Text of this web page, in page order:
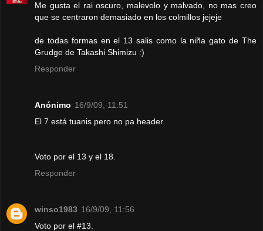
Me gusta el rai oscuro, malevolo y malvado, no mas creo
que se centraron demasiado en los colmillos jejeje
de todas formas en el 13 salis como la niña gato de The
Grudge de Takashi Shimizu :)
Responder
Anónimo 16/9/09, 11:51
El 7 está tuanis pero no pa header.
Voto por el 13 y el 18.
Responder
winso1983 16/9/09, 11:56
Voto por el #13.